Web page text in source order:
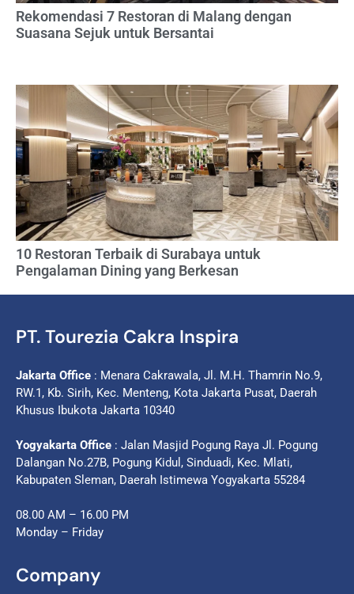
Rekomendasi 7 Restoran di Malang dengan
Suasana Sejuk untuk Bersantai
10 Restoran Terbaik di Surabaya untuk
Pengalaman Dining yang Berkesan
PT. Tourezia Cakra Inspira
Jakarta Office : Menara Cakrawala, Jl. M.H. Thamrin No.9,
RW.1, Kb. Sirih, Kec. Menteng, Kota Jakarta Pusat, Daerah
Khusus Ibukota Jakarta 10340
Yogyakarta Office : Jalan Masjid Pogung Raya Jl. Pogung
Dalangan No.27B, Pogung Kidul, Sinduadi, Kec. Mlati,
Kabupaten Sleman, Daerah Istimewa Yogyakarta 55284
08.00 AM – 16.00 PM
Monday – Friday
Company